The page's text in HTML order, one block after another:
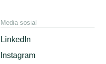
Media sosial
LinkedIn
Instagram